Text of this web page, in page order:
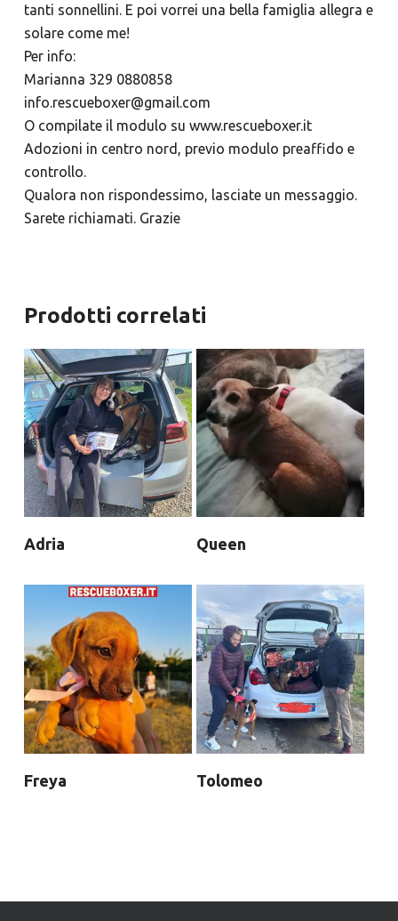
tanti sonnellini. E poi vorrei una bella famiglia allegra e
solare come me!
Per info:
Marianna 329 0880858
info.rescueboxer@gmail.com
O compilate il modulo su www.rescueboxer.it
Adozioni in centro nord, previo modulo preaffido e
controllo.
Qualora non rispondessimo, lasciate un messaggio.
Sarete richiamati. Grazie
Prodotti correlati
Adria Queen
Freya Tolomeo